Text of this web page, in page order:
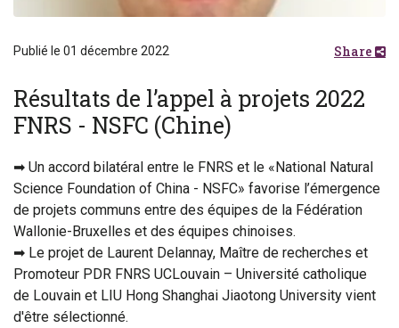
Publié le 01 décembre 2022 Share
Résultats de l’appel à projets 2022
FNRS - NSFC (Chine)
➡ Un accord bilatéral entre le FNRS et le «National Natural
Science Foundation of China - NSFC» favorise l’émergence
de projets communs entre des équipes de la Fédération
Wallonie-Bruxelles et des équipes chinoises.
➡ Le projet de Laurent Delannay, Maître de recherches et
Promoteur PDR FNRS UCLouvain – Université catholique
de Louvain et LIU Hong Shanghai Jiaotong University vient
d'être sélectionné.